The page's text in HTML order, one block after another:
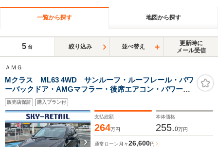
一覧から探す 地図から探す
5 台 絞り込み 並べ替え
更新時に
メール受信
ＡＭＧ
Mクラス ML63 4WD サンルーフ・ルーフレール・パワ
ーバックドア・AMGマフラー・後席エアコン・パワーシ
ート・パドルシフト・Wエアコン・シートヒーター・ナ
ビ・バックカメラ・ETC・ハーマンカードンスピーカー
販売店保証 購入プラン付
支払総額
264万円
本体価格
255.0万円
通常ローン 月々26,600円